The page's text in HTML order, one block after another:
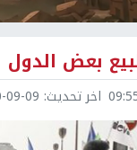
بعض
اخر تحديث: 09 12:03